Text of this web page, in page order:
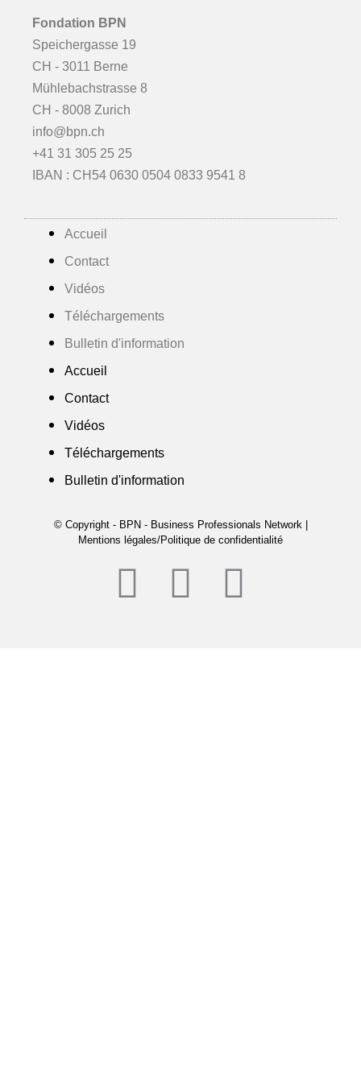
Fondation BPN
Speichergasse 19
CH - 3011 Berne
Mühlebachstrasse 8
CH - 8008 Zurich
info@bpn.ch
+41 31 305 25 25
IBAN : CH54 0630 0504 0833 9541 8
Accueil
Contact
Vidéos
Téléchargements
Bulletin d'information
Accueil
Contact
Vidéos
Téléchargements
Bulletin d'information
© Copyright - BPN - Business Professionals Network |
Mentions légales/Politique de confidentialité